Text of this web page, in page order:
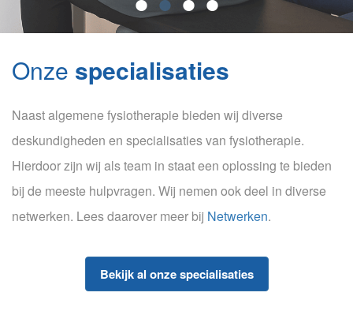
Onze specialisaties
Naast algemene fysiotherapie bieden wij diverse
deskundigheden en specialisaties van fysiotherapie.
Hierdoor zijn wij als team in staat een oplossing te bieden
bij de meeste hulpvragen. Wij nemen ook deel in diverse
netwerken. Lees daarover meer bij Netwerken.
Bekijk al onze specialisaties